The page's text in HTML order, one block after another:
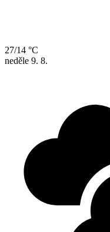
27/14 °C
neděle 9. 8.